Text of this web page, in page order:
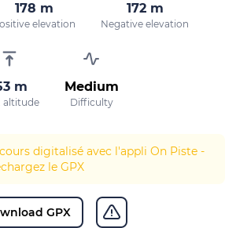
178 m
elevation
172 m
Negative elevation
m
altitude
Medium
Difficulty
digitalisé avec l'appli On Piste -
le GPX
GPX